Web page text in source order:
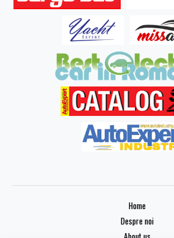
Home
Despre noi